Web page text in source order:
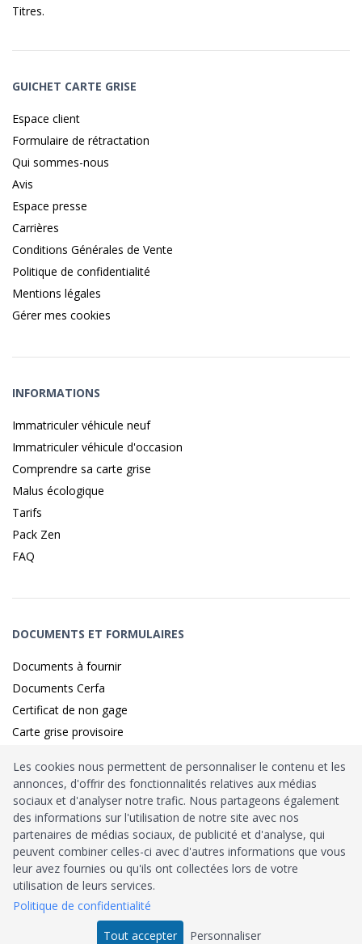
Titres.
GUICHET CARTE GRISE
Espace client
Formulaire de rétractation
Qui sommes-nous
Avis
Espace presse
Carrières
Conditions Générales de Vente
Politique de confidentialité
Mentions légales
Gérer mes cookies
INFORMATIONS
Immatriculer véhicule neuf
Immatriculer véhicule d'occasion
Comprendre sa carte grise
Malus écologique
Tarifs
Pack Zen
FAQ
DOCUMENTS ET FORMULAIRES
Documents à fournir
Documents Cerfa
Certificat de non gage
Carte grise provisoire
Identité sécurisé parFranceConnect
Habilitation Ministère de l’Intérieur : n°212900
AgrémentTrésor Public: n°52480
Tous droits réservés © 2026
Les cookies nous permettent de personnaliser le contenu et les
annonces, d'offrir des fonctionnalités relatives aux médias
sociaux et d'analyser notre trafic. Nous partageons également
des informations sur l'utilisation de notre site avec nos
partenaires de médias sociaux, de publicité et d'analyse, qui
peuvent combiner celles-ci avec d'autres informations que vous
leur avez fournies ou qu'ils ont collectées lors de votre
utilisation de leurs services.
Politique de confidentialité
Tout accepter
Personnaliser